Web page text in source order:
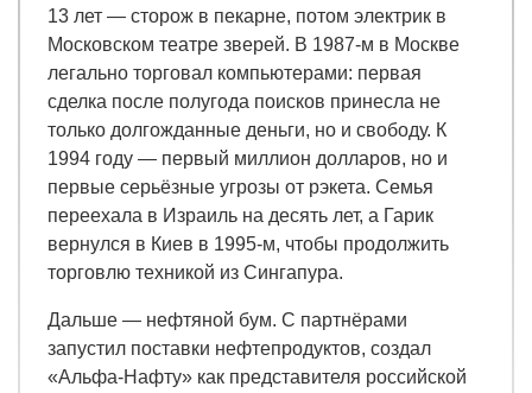
13 лет — сторож в пекарне, потом электрик в
Московском театре зверей. В 1987-м в Москве
легально торговал компьютерами: первая
сделка после полугода поисков принесла не
только долгожданные деньги, но и свободу. К
1994 году — первый миллион долларов, но и
первые серьёзные угрозы от рэкета. Семья
переехала в Израиль на десять лет, а Гарик
вернулся в Киев в 1995-м, чтобы продолжить
торговлю техникой из Сингапура.
Дальше — нефтяной бум. С партнёрами
запустил поставки нефтепродуктов, создал
«Альфа-Нафту» как представителя российской